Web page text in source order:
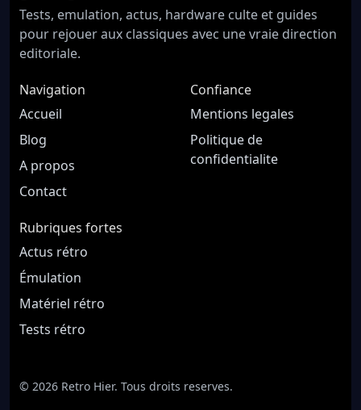
Tests, emulation, actus, hardware culte et guides
pour rejouer aux classiques avec une vraie direction
editoriale.
Navigation
Accueil
Blog
A propos
Contact
Confiance
Mentions legales
Politique de
confidentialite
Rubriques fortes
Actus rétro
Émulation
Matériel rétro
Tests rétro
© 2026 Retro Hier. Tous droits reserves.